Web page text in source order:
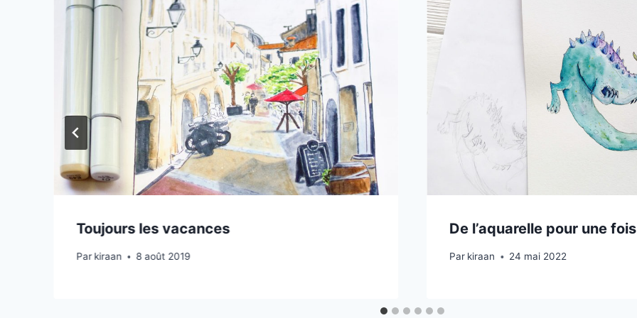
Toujours les vacances
Par kiraan 8 août 2019
De l’aquarelle pour une fois
Par kiraan 24 mai 2022